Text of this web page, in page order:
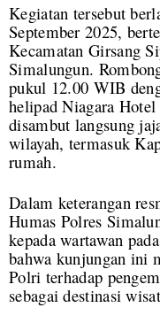
Kegiatan tersebut
September 2025,
Kecamatan Girsang
Simalungun.
pukul 12.00 WIB
helipad Niagara
disambut langsung
wilayah, termasuk
rumah.
Dalam keterangan
Humas Polres
kepada wartawan
bahwa kunjungan ini
Polri terhadap
sebagai destinasi